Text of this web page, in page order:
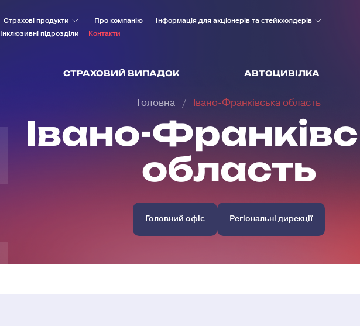
Страхові продукти Про компанію
Інформація для акціонерів та стейкхолдерів
Інклюзивні підрозділи
Контакти
СТРАХОВИЙ ВИПАДОК АВТОЦИВІЛКА
Головна Івано-Франківська область
Івано-
область
Головний офіс Регіональні дирекції